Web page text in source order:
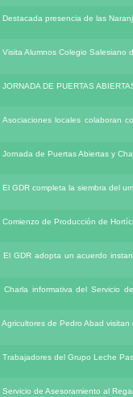
Destacada presencia de las
Visita Alumnos Colegio Salesiano
JORNADA DE PUERTAS
Asociaciones locales colaboran
Jornada de Puertas Abiertas y
El GDR completa la siembra del
Comienzo de Producción de
El GDR adopta un acuerdo
Charla informativa del Servicio
Agricultores de Pedro Abad
Trabajadores del Grupo Leche
Servicio de Asesoramiento al